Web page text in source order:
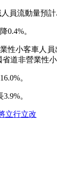
流動量預計
0.4%。
客車人員
道非營業性
。
。
立行立改